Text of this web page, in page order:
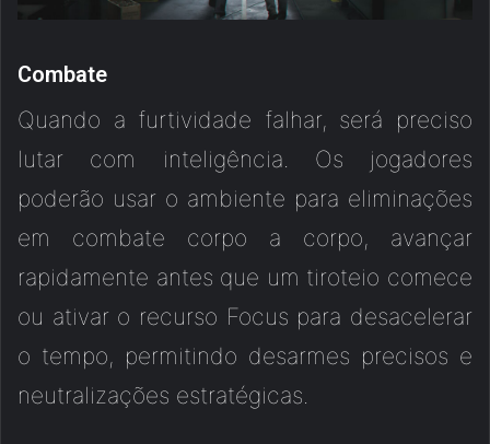
Combate
Quando a furtividade falhar, será preciso
lutar com inteligência. Os jogadores
poderão usar o ambiente para eliminações
em combate corpo a corpo, avançar
rapidamente antes que um tiroteio comece
ou ativar o recurso Focus para desacelerar
o tempo, permitindo desarmes precisos e
neutralizações estratégicas.